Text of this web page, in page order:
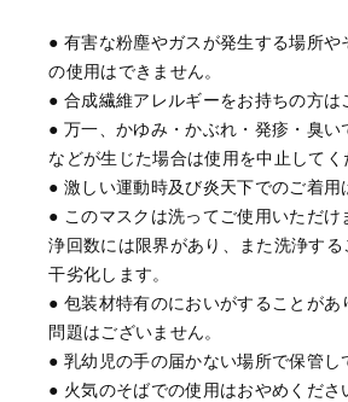
● 有害な粉塵やガスが発生する場所や
の使用はできません。
● 合成繊維アレルギーをお持ちの方は
● 万一、かゆみ・かぶれ・発疹・臭い
などが生じた場合は使用を中止してく
● 激しい運動時及び炎天下でのご着用
● このマスクは洗ってご使用いただけ
浄回数には限界があり、また洗浄す
干劣化します。
● 包装材特有のにおいがすることがあ
問題はございません。
● 乳幼児の手の届かない場所で保管し
● 火気のそばでの使用はおやめくださ